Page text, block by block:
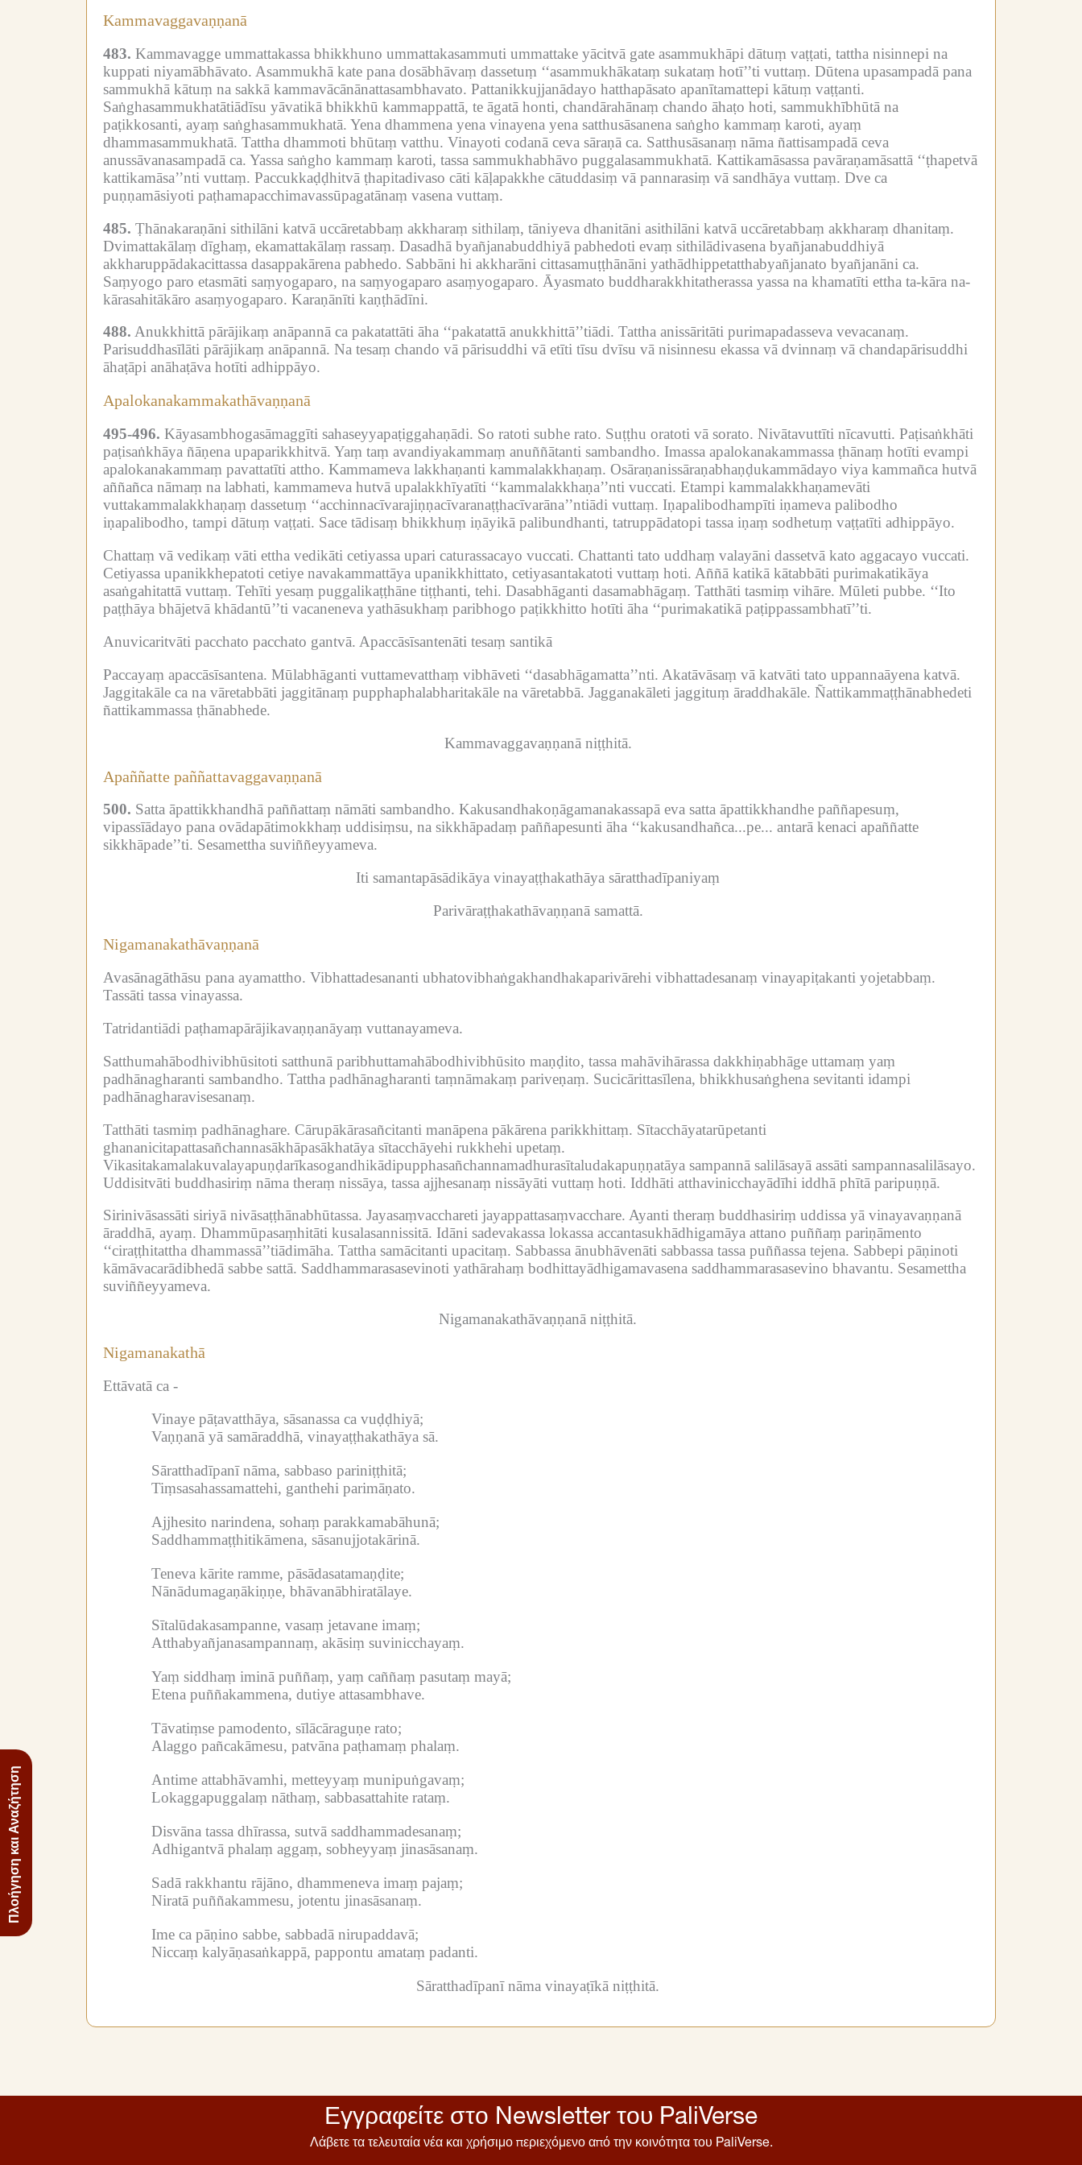
Πλοήγηση και Αναζήτηση
Kammavaggavaṇṇanā
483. Kammavagge ummattakassa bhikkhuno ummattakasammuti ummattake yācitvā gate asammukhāpi dātuṃ vaṭṭati, tattha nisinnepi na
kuppati niyamābhāvato. Asammukhā kate pana dosābhāvaṃ dassetuṃ ‘‘asammukhākataṃ sukataṃ hotī’’ti vuttaṃ. Dūtena upasampadā pana
sammukhā kātuṃ na sakkā kammavācānānattasambhavato. Pattanikkujjanādayo hatthapāsato apanītamattepi kātuṃ vaṭṭanti.
Saṅghasammukhatātiādīsu yāvatikā bhikkhū kammappattā, te āgatā honti, chandārahānaṃ chando āhaṭo hoti, sammukhībhūtā na
paṭikkosanti, ayaṃ saṅghasammukhatā. Yena dhammena yena vinayena yena satthusāsanena saṅgho kammaṃ karoti, ayaṃ
dhammasammukhatā. Tattha dhammoti bhūtaṃ vatthu. Vinayoti codanā ceva sāraṇā ca. Satthusāsanaṃ nāma ñattisampadā ceva
anussāvanasampadā ca. Yassa saṅgho kammaṃ karoti, tassa sammukhabhāvo puggalasammukhatā. Kattikamāsassa pavāraṇamāsattā ‘‘ṭhapetvā
kattikamāsa’’nti vuttaṃ. Paccukkaḍḍhitvā ṭhapitadivaso cāti kāḷapakkhe cātuddasiṃ vā pannarasiṃ vā sandhāya vuttaṃ. Dve ca
puṇṇamāsiyoti paṭhamapacchimavassūpagatānaṃ vasena vuttaṃ.
485. Ṭhānakaraṇāni sithilāni katvā uccāretabbaṃ akkharaṃ sithilaṃ, tāniyeva dhanitāni asithilāni katvā uccāretabbaṃ akkharaṃ dhanitaṃ.
Dvimattakālaṃ dīghaṃ, ekamattakālaṃ rassaṃ. Dasadhā byañjanabuddhiyā pabhedoti evaṃ sithilādivasena byañjanabuddhiyā
akkharuppādakacittassa dasappakārena pabhedo. Sabbāni hi akkharāni cittasamuṭṭhānāni yathādhippetatthabyañjanato byañjanāni ca.
Saṃyogo paro etasmāti saṃyogaparo, na saṃyogaparo asaṃyogaparo. Āyasmato buddharakkhitatherassa yassa na khamatīti ettha ta-kāra na-
kārasahitākāro asaṃyogaparo. Karaṇānīti kaṇṭhādīni.
488. Anukkhittā pārājikaṃ anāpannā ca pakatattāti āha ‘‘pakatattā anukkhittā’’tiādi. Tattha anissāritāti purimapadasseva vevacanaṃ.
Parisuddhasīlāti pārājikaṃ anāpannā. Na tesaṃ chando vā pārisuddhi vā etīti tīsu dvīsu vā nisinnesu ekassa vā dvinnaṃ vā chandapārisuddhi
āhaṭāpi anāhaṭāva hotīti adhippāyo.
Apalokanakammakathāvaṇṇanā
495-496. Kāyasambhogasāmaggīti sahaseyyapaṭiggahaṇādi. So ratoti subhe rato. Suṭṭhu oratoti vā sorato. Nivātavuttīti nīcavutti. Paṭisaṅkhāti
paṭisaṅkhāya ñāṇena upaparikkhitvā. Yaṃ taṃ avandiyakammaṃ anuññātanti sambandho. Imassa apalokanakammassa ṭhānaṃ hotīti evampi
apalokanakammaṃ pavattatīti attho. Kammameva lakkhaṇanti kammalakkhaṇaṃ. Osāraṇanissāraṇabhaṇḍukammādayo viya kammañca hutvā
aññañca nāmaṃ na labhati, kammameva hutvā upalakkhīyatīti ‘‘kammalakkhaṇa’’nti vuccati. Etampi kammalakkhaṇamevāti
vuttakammalakkhaṇaṃ dassetuṃ ‘‘acchinnacīvarajiṇṇacīvaranaṭṭhacīvarāna’’ntiādi vuttaṃ. Iṇapalibodhampīti iṇameva palibodho
iṇapalibodho, tampi dātuṃ vaṭṭati. Sace tādisaṃ bhikkhuṃ iṇāyikā palibundhanti, tatruppādatopi tassa iṇaṃ sodhetuṃ vaṭṭatīti adhippāyo.
Chattaṃ vā vedikaṃ vāti ettha vedikāti cetiyassa upari caturassacayo vuccati. Chattanti tato uddhaṃ valayāni dassetvā kato aggacayo vuccati.
Cetiyassa upanikkhepatoti cetiye navakammattāya upanikkhittato, cetiyasantakatoti vuttaṃ hoti. Aññā katikā kātabbāti purimakatikāya
asaṅgahitattā vuttaṃ. Tehīti yesaṃ puggalikaṭṭhāne tiṭṭhanti, tehi. Dasabhāganti dasamabhāgaṃ. Tatthāti tasmiṃ vihāre. Mūleti pubbe. ‘‘Ito
paṭṭhāya bhājetvā khādantū’’ti vacaneneva yathāsukhaṃ paribhogo paṭikkhitto hotīti āha ‘‘purimakatikā paṭippassambhatī’’ti.
Anuvicaritvāti pacchato pacchato gantvā. Apaccāsīsantenāti tesaṃ santikā
Paccayaṃ apaccāsīsantena. Mūlabhāganti vuttamevatthaṃ vibhāveti ‘‘dasabhāgamatta’’nti. Akatāvāsaṃ vā katvāti tato uppannaāyena katvā.
Jaggitakāle ca na vāretabbāti jaggitānaṃ pupphaphalabharitakāle na vāretabbā. Jagganakāleti jaggituṃ āraddhakāle. Ñattikammaṭṭhānabhedeti
ñattikammassa ṭhānabhede.
Kammavaggavaṇṇanā niṭṭhitā.
Apaññatte paññattavaggavaṇṇanā
500. Satta āpattikkhandhā paññattaṃ nāmāti sambandho. Kakusandhakoṇāgamanakassapā eva satta āpattikkhandhe paññapesuṃ,
vipassīādayo pana ovādapātimokkhaṃ uddisiṃsu, na sikkhāpadaṃ paññapesunti āha ‘‘kakusandhañca...pe... antarā kenaci apaññatte
sikkhāpade’’ti. Sesamettha suviññeyyameva.
Iti samantapāsādikāya vinayaṭṭhakathāya sāratthadīpaniyaṃ
Parivāraṭṭhakathāvaṇṇanā samattā.
Nigamanakathāvaṇṇanā
Avasānagāthāsu pana ayamattho. Vibhattadesananti ubhatovibhaṅgakhandhakaparivārehi vibhattadesanaṃ vinayapiṭakanti yojetabbaṃ.
Tassāti tassa vinayassa.
Tatridantiādi paṭhamapārājikavaṇṇanāyaṃ vuttanayameva.
Satthumahābodhivibhūsitoti satthunā paribhuttamahābodhivibhūsito maṇḍito, tassa mahāvihārassa dakkhiṇabhāge uttamaṃ yaṃ
padhānagharanti sambandho. Tattha padhānagharanti taṃnāmakaṃ pariveṇaṃ. Sucicārittasīlena, bhikkhusaṅghena sevitanti idampi
padhānagharavisesanaṃ.
Tatthāti tasmiṃ padhānaghare. Cārupākārasañcitanti manāpena pākārena parikkhittaṃ. Sītacchāyatarūpetanti
ghananicitapattasañchannasākhāpasākhatāya sītacchāyehi rukkhehi upetaṃ.
Vikasitakamalakuvalayapuṇḍarīkasogandhikādipupphasañchannamadhurasītaludakapuṇṇatāya sampannā salilāsayā assāti sampannasalilāsayo.
Uddisitvāti buddhasiriṃ nāma theraṃ nissāya, tassa ajjhesanaṃ nissāyāti vuttaṃ hoti. Iddhāti atthavinicchayādīhi iddhā phītā paripuṇṇā.
Sirinivāsassāti siriyā nivāsaṭṭhānabhūtassa. Jayasaṃvacchareti jayappattasaṃvacchare. Ayanti theraṃ buddhasiriṃ uddissa yā vinayavaṇṇanā
āraddhā, ayaṃ. Dhammūpasaṃhitāti kusalasannissitā. Idāni sadevakassa lokassa accantasukhādhigamāya attano puññaṃ pariṇāmento
‘‘ciraṭṭhitattha dhammassā’’tiādimāha. Tattha samācitanti upacitaṃ. Sabbassa ānubhāvenāti sabbassa tassa puññassa tejena. Sabbepi pāṇinoti
kāmāvacarādibhedā sabbe sattā. Saddhammarasasevinoti yathārahaṃ bodhittayādhigamavasena saddhammarasasevino bhavantu. Sesamettha
suviññeyyameva.
Nigamanakathāvaṇṇanā niṭṭhitā.
Nigamanakathā
Ettāvatā ca -
Vinaye pāṭavatthāya, sāsanassa ca vuḍḍhiyā;
Vaṇṇanā yā samāraddhā, vinayaṭṭhakathāya sā.
Sāratthadīpanī nāma, sabbaso pariniṭṭhitā;
Tiṃsasahassamattehi, ganthehi parimāṇato.
Ajjhesito narindena, sohaṃ parakkamabāhunā;
Saddhammaṭṭhitikāmena, sāsanujjotakārinā.
Teneva kārite ramme, pāsādasatamaṇḍite;
Nānādumagaṇākiṇṇe, bhāvanābhiratālaye.
Sītalūdakasampanne, vasaṃ jetavane imaṃ;
Atthabyañjanasampannaṃ, akāsiṃ suvinicchayaṃ.
Yaṃ siddhaṃ iminā puññaṃ, yaṃ caññaṃ pasutaṃ mayā;
Etena puññakammena, dutiye attasambhave.
Tāvatiṃse pamodento, sīlācāraguṇe rato;
Alaggo pañcakāmesu, patvāna paṭhamaṃ phalaṃ.
Antime attabhāvamhi, metteyyaṃ munipuṅgavaṃ;
Lokaggapuggalaṃ nāthaṃ, sabbasattahite rataṃ.
Disvāna tassa dhīrassa, sutvā saddhammadesanaṃ;
Adhigantvā phalaṃ aggaṃ, sobheyyaṃ jinasāsanaṃ.
Sadā rakkhantu rājāno, dhammeneva imaṃ pajaṃ;
Niratā puññakammesu, jotentu jinasāsanaṃ.
Ime ca pāṇino sabbe, sabbadā nirupaddavā;
Niccaṃ kalyāṇasaṅkappā, pappontu amataṃ padanti.
Sāratthadīpanī nāma vinayaṭīkā niṭṭhitā.
Εγγραφείτε στο Newsletter του PaliVerse
Λάβετε τα τελευταία νέα και χρήσιμο περιεχόμενο από την κοινότητα του PaliVerse.